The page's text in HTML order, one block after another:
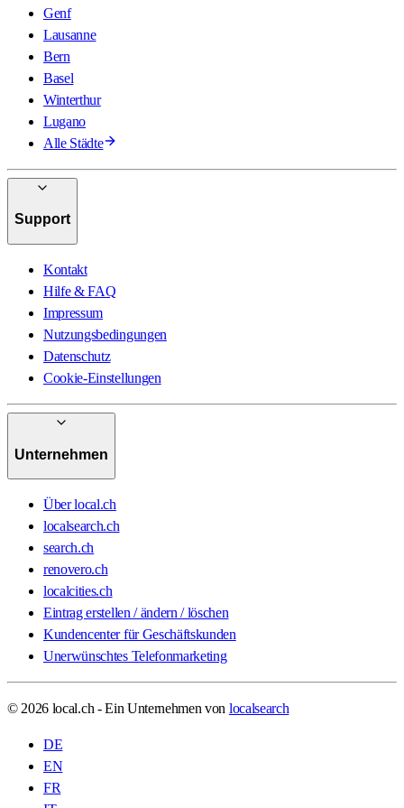
Genf
Lausanne
Bern
Basel
Winterthur
Lugano
Alle Städte
Support
Kontakt
Hilfe & FAQ
Impressum
Nutzungsbedingungen
Datenschutz
Cookie-Einstellungen
Unternehmen
Über local.ch
localsearch.ch
search.ch
renovero.ch
localcities.ch
Eintrag erstellen / ändern / löschen
Kundencenter für Geschäftskunden
Unerwünschtes Telefonmarketing
© 2026 local.ch - Ein Unternehmen von localsearch
DE
EN
FR